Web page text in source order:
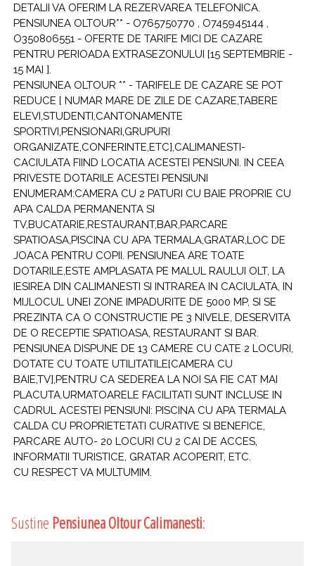
DETALII VA OFERIM LA REZERVAREA TELEFONICA.
PENSIUNEA OLTOUR** - O765750770 , O745945144 ,
O350806551 - OFERTE DE TARIFE MICI DE CAZARE
PENTRU PERIOADA EXTRASEZONULUI [15 SEPTEMBRIE -
15 MAI ].
PENSIUNEA OLTOUR ** - TARIFELE DE CAZARE SE POT
REDUCE [ NUMAR MARE DE ZILE DE CAZARE,TABERE
ELEVI,STUDENTI,CANTONAMENTE
SPORTIVI,PENSIONARI,GRUPURI
ORGANIZATE,CONFERINTE,ETC],CALIMANESTI-
CACIULATA FIIND LOCATIA ACESTEI PENSIUNI. IN CEEA
PRIVESTE DOTARILE ACESTEI PENSIUNI
ENUMERAM:CAMERA CU 2 PATURI CU BAIE PROPRIE CU
APA CALDA PERMANENTA SI
TV,BUCATARIE,RESTAURANT,BAR,PARCARE
SPATIOASA,PISCINA CU APA TERMALA,GRATAR,LOC DE
JOACA PENTRU COPII. PENSIUNEA ARE TOATE
DOTARILE,ESTE AMPLASATA PE MALUL RAULUI OLT, LA
IESIREA DIN CALIMANESTI SI INTRAREA IN CACIULATA, IN
MIJLOCUL UNEI ZONE IMPADURITE DE 5000 MP, SI SE
PREZINTA CA O CONSTRUCTIE PE 3 NIVELE, DESERVITA
DE O RECEPTIE SPATIOASA, RESTAURANT SI BAR.
PENSIUNEA DISPUNE DE 13 CAMERE CU CATE 2 LOCURI,
DOTATE CU TOATE UTILITATILE[CAMERA CU
BAIE,TV],PENTRU CA SEDEREA LA NOI SA FIE CAT MAI
PLACUTA.URMATOARELE FACILITATI SUNT INCLUSE IN
CADRUL ACESTEI PENSIUNI: PISCINA CU APA TERMALA
CALDA CU PROPRIETETATI CURATIVE SI BENEFICE,
PARCARE AUTO- 20 LOCURI CU 2 CAI DE ACCES,
INFORMATII TURISTICE, GRATAR ACOPERIT, ETC.
CU RESPECT VA MULTUMIM.
Sustine Pensiunea Oltour Calimanesti: